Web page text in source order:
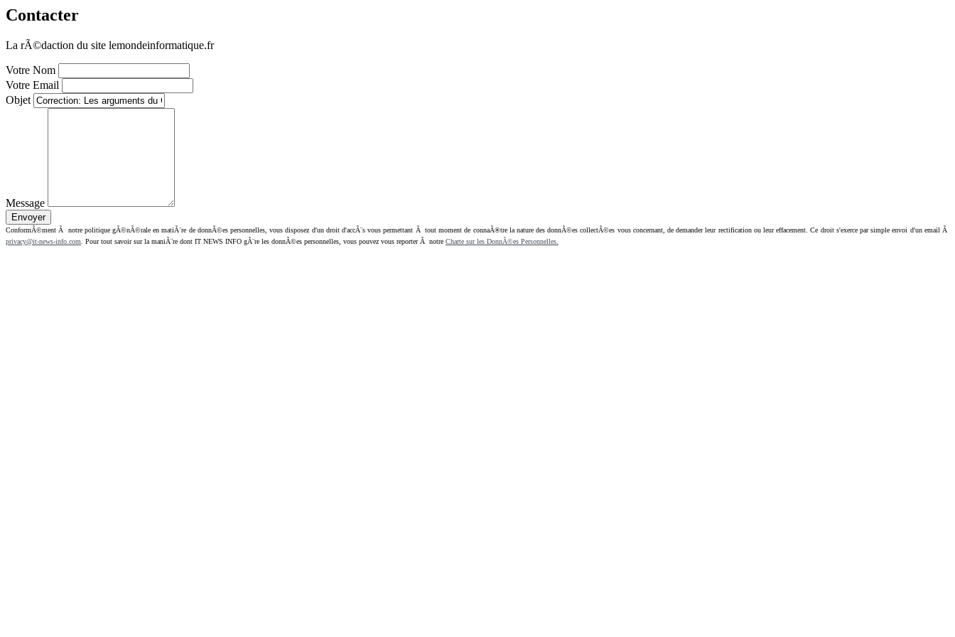
Contacter
La rÃ©daction du site lemondeinformatique.fr
Votre Nom
Votre Email
Objet
Message
ConformÃ©ment Ã notre politique gÃ©nÃ©rale en matiÃ¨re de donnÃ©es personnelles, vous disposez d'un droit d'accÃ¨s vous permettant Ã tout moment de connaÃ®tre la nature des donnÃ©es collectÃ©es vous concernant, de demander leur rectification ou leur effacement. Ce droit s'exerce par simple envoi d'un email Ã
privacy@it-news-info.com . Pour tout savoir sur la maniÃ¨re dont IT NEWS INFO gÃ¨re les donnÃ©es personnelles, vous pouvez vous reporter Ã notre Charte sur les DonnÃ©es Personnelles.